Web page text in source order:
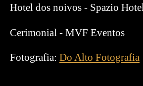
Hotel dos noivos - Spazio Hotel
Cerimonial - MVF Eventos
Fotografia: Do Alto Fotografia